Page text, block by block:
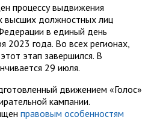
процессу выдвижения
высших должностных лиц
в единый день
2023 года. Во всех регионах,
этап завершился. В
29 июля.
движением «Голос»
кампании.
правовым особенностям